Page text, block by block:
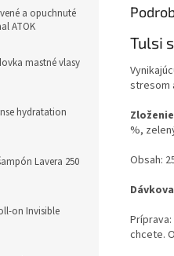
a opuchnuté
ATOK
mastné vlasy
hydratation
Lavera 250
on Invisible
Tulsi
stresom
%,
Obsah:
chcete.